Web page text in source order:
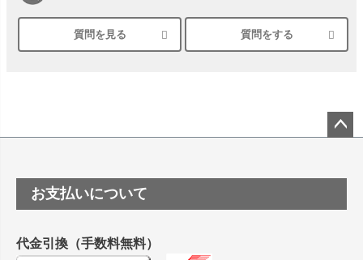
シルバーペーパーにEPSON EP-30VAで印刷するときの設定
は？
塩ビのロール紙で離型紙が透明の商品はありますか
つや消し半透明ラベルのロールタイプはありますか？
縦420mm×横650mmの包装紙に適した紙はありますか？
質問を見る 質問をする
ップ
お支払いについて
代金引換（手数料無料）